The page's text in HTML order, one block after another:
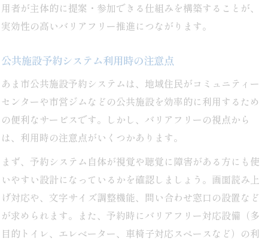
用者が主体的に提案・参加できる仕組みを構築することが、
実効性の高いバリアフリー推進につながります。
公共施設予約システム利用時の注意点
あま市公共施設予約システムは、地域住民がコミュニティー
センターや市営ジムなどの公共施設を効率的に利用するため
の便利なサービスです。しかし、バリアフリーの視点から
は、利用時の注意点がいくつかあります。
まず、予約システム自体が視覚や聴覚に障害がある方にも使
いやすい設計になっているかを確認しましょう。画面読み上
げ対応や、文字サイズ調整機能、問い合わせ窓口の設置など
が求められます。また、予約時にバリアフリー対応設備（多
目的トイレ、エレベーター、車椅子対応スペースなど）の利